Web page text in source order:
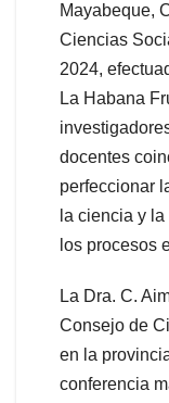
Mayabeque,
Ciencias
2024,
La Habana
docentes
perfeccionar
la ciencia y
los procesos
La Dra. C.
Consejo de
en la
conferencia